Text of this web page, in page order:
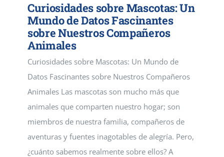
Curiosidades sobre Mascotas: Un
Mundo de Datos Fascinantes
sobre Nuestros Compañeros
Animales
Curiosidades sobre Mascotas: Un Mundo de
Datos Fascinantes sobre Nuestros Compañeros
Animales Las mascotas son mucho más que
animales que comparten nuestro hogar; son
miembros de nuestra familia, compañeros de
aventuras y fuentes inagotables de alegría. Pero,
¿cuánto sabemos realmente sobre ellos? A